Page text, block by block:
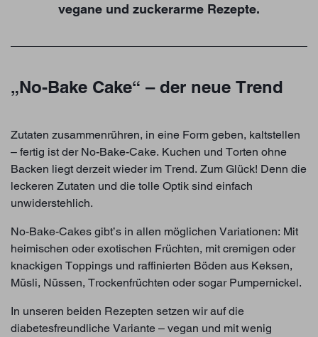
vegane und zuckerarme Rezepte.
„No-Bake Cake“ – der neue Trend
Zutaten zusammenrühren, in eine Form geben, kaltstellen
– fertig ist der No-Bake-Cake. Kuchen und Torten ohne
Backen liegt derzeit wieder im Trend. Zum Glück! Denn die
leckeren Zutaten und die tolle Optik sind einfach
unwiderstehlich.
No-Bake-Cakes gibt’s in allen möglichen Variationen: Mit
heimischen oder exotischen Früchten, mit cremigen oder
knackigen Toppings und raffinierten Böden aus Keksen,
Müsli, Nüssen, Trockenfrüchten oder sogar Pumpernickel.
In unseren beiden Rezepten setzen wir auf die
diabetesfreundliche Variante – vegan und mit wenig